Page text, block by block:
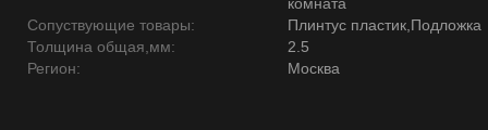
Сопуствующие товары:
Плинтус пластик,Подложка
Толщина общая,мм:
2.5
Регион:
Москва